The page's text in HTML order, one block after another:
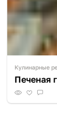
Кулинарные
Печеная